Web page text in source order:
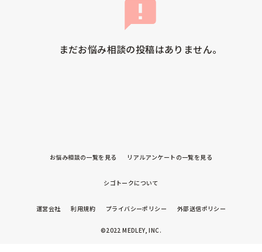
まだお悩み相談の投稿はありません。
お悩み相談の一覧を見る リアルアンケートの一覧を見る
シゴトークについて
運営会社 利用規約 プライバシーポリシー 外部送信ポリシー
©2022 MEDLEY, INC.